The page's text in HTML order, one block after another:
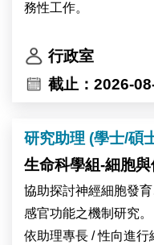
務性工作。
行政室
截止：2026-
研究助理 (學士/碩
生命科學組-細胞
協助探討神經細胞發
感官功能之機制研究。
依助理專長 / 性向進